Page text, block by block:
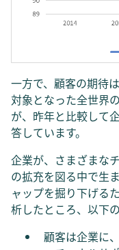
一方で、顧客の期待
対象となった全世界
が、昨年と比較して
答しています。
企業が、さまざまな
の拡充を図る中で生
ャップを掘り下げる
析したところ、以下
顧客は企業に